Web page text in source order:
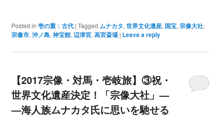
Posted in 壱の重：古代 | Tagged ムナカタ, 世界文化遺産, 国宝, 宗像大社,
宗像市, 沖ノ島, 神宝館, 辺津宮, 高宮斎場 | Leave a reply
【2017宗像・対馬・壱岐旅】③祝・
世界文化遺産決定！「宗像大社」―
―海人族ムナカタ氏に思いを馳せる